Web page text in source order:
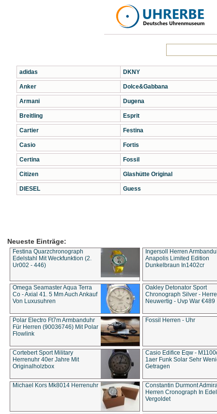
adidas
Anker
Armani
Breitling
Cartier
Casio
Certina
Citizen
DIESEL
DKNY
Dolce&Gabbana
Dugena
Esprit
Festina
Fortis
Fossil
Glashütte Original
Guess
Neueste Einträge:
Festina Quarzchronograph
Edelstahl Mit Weckfunktion (2.
Ur002 - 446)
Ingersoll Herren
Anapolis Limited Edition
Dunkelbraun In1402cr
Omega Seamaster Aqua Terra
Co - Axial 41. 5 Mm Auch Ankauf
Von Luxusuhren
Oakley Detonator Sport
Chronograph Silver -
Neuwertig - Uvp War €489
Polar Electro Ft7m Armbanduhr
Für Herren (90036746) Mit Polar
Flowlink
Fossil Herren - Uhr
Cortebert Sport Military
Herrenuhr 40er Jahre Mit
Originalholzbox
Casio Edifice Eqw -
1aer Funk Solar Sehr
Getragen
Michael Kors Mk8014 Herrenuhr
Constantin Durmont
Herren Cronograph In
Vergoldet